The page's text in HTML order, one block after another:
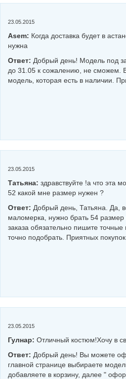
23.05.2015
Asem: Когда доставка будет в
нужна
Ответ: Добрый день! Модель под
до 31.05 к сожалению, не сможем.
модель, которая есть в наличии.
23.05.2015
Татьяна: здравствуйте !а что эта
52 какой мне размер нужен ?
Ответ: Добрый день, Татьяна. Да,
маломерка, нужно брать 54
заказа обязательно пишите
точно подобрать. Приятных покупок.
23.05.2015
Гулнар: Отличный костюм!Хочу в
Ответ: Добрый день! Вы можете
главной странице выбираете
добавляете в корзину, далее "